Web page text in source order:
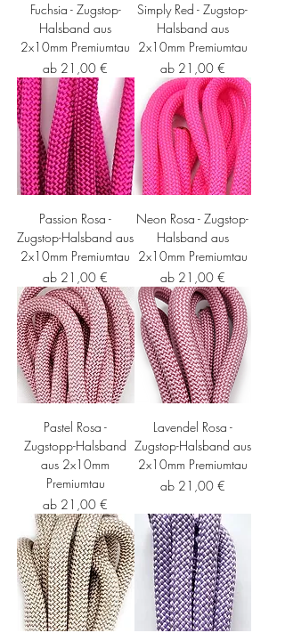
Fuchsia - Zugstop-
Halsband aus
2x10mm Premiumtau
ab 21,00 €
Sale-Preis
Simply Red - Zugstop-
Halsband aus
2x10mm Premiumtau
ab 21,00 €
Sale-Preis
Passion Rosa -
Zugstop-Halsband aus
2x10mm Premiumtau
ab 21,00 €
Sale-Preis
Neon Rosa - Zugstop-
Halsband aus
2x10mm Premiumtau
ab 21,00 €
Sale-Preis
Pastel Rosa -
Zugstopp-Halsband
aus 2x10mm
Premiumtau
ab 21,00 €
Sale-Preis
Lavendel Rosa -
Zugstop-Halsband aus
2x10mm Premiumtau
ab 21,00 €
Sale-Preis